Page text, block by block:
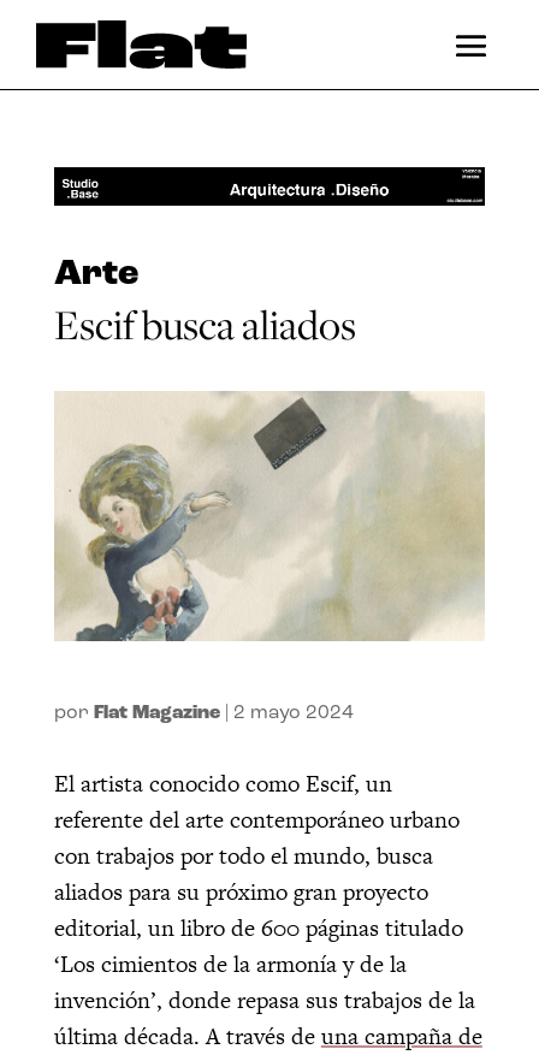
Arte
Escif busca aliados
por Flat Magazine| 2 mayo 2024
El artista conocido como Escif, un
referente del arte contemporáneo urbano
con trabajos por todo el mundo, busca
aliados para su próximo gran proyecto
editorial, un libro de 600 páginas titulado
‘Los cimientos de la armonía y de la
invención’, donde repasa sus trabajos de la
última década. A través deuna campaña de